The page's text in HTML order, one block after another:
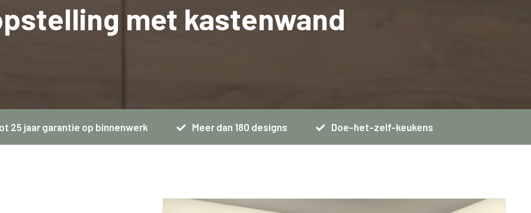
met kastenwand
25 jaar garantie op binnenwerk Meer dan 180 designs Doe-het-zelf-keukens